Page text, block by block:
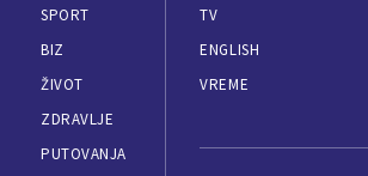
SPORT
BIZ
ŽIVOT
ZDRAVLJE
PUTOVANJA
TV
ENGLISH
VREME